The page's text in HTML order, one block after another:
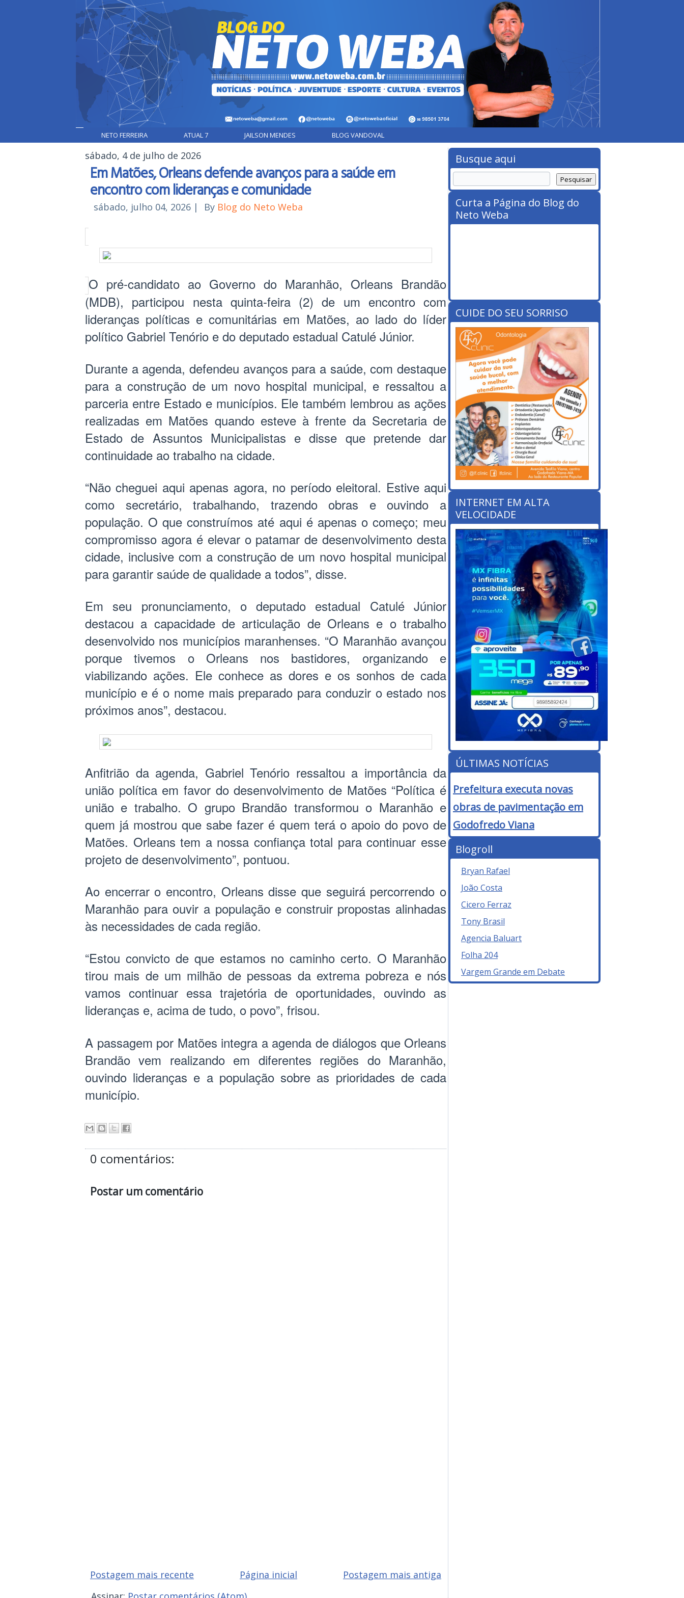
NETO FERREIRA ATUAL 7 JAILSON MENDES BLOG VANDOVAL
sábado, 4 de julho de 2026
Em Matões, Orleans defende avanços para a saúde em
encontro com lideranças e comunidade
sábado, julho 04, 2026 | By Blog do Neto Weba
O pré-candidato ao Governo do Maranhão, Orleans Brandão
(MDB), participou nesta quinta-feira (2) de um encontro com
lideranças políticas e comunitárias em Matões, ao lado do líder
político Gabriel Tenório e do deputado estadual Catulé Júnior.
Durante a agenda, defendeu avanços para a saúde, com destaque
para a construção de um novo hospital municipal, e ressaltou a
parceria entre Estado e municípios. Ele também lembrou as ações
realizadas em Matões quando esteve à frente da Secretaria de
Estado de Assuntos Municipalistas e disse que pretende dar
continuidade ao trabalho na cidade.
“Não cheguei aqui apenas agora, no período eleitoral. Estive aqui
como secretário, trabalhando, trazendo obras e ouvindo a
população. O que construímos até aqui é apenas o começo; meu
compromisso agora é elevar o patamar de desenvolvimento desta
cidade, inclusive com a construção de um novo hospital municipal
para garantir saúde de qualidade a todos”, disse.
Em seu pronunciamento, o deputado estadual Catulé Júnior
destacou a capacidade de articulação de Orleans e o trabalho
desenvolvido nos municípios maranhenses. “O Maranhão avançou
porque tivemos o Orleans nos bastidores, organizando e
viabilizando ações. Ele conhece as dores e os sonhos de cada
município e é o nome mais preparado para conduzir o estado nos
próximos anos”, destacou.
Anfitrião da agenda, Gabriel Tenório ressaltou a importância da
união política em favor do desenvolvimento de Matões “Política é
união e trabalho. O grupo Brandão transformou o Maranhão e
quem já mostrou que sabe fazer é quem terá o apoio do povo de
Matões. Orleans tem a nossa confiança total para continuar esse
projeto de desenvolvimento”, pontuou.
Ao encerrar o encontro, Orleans disse que seguirá percorrendo o
Maranhão para ouvir a população e construir propostas alinhadas
às necessidades de cada região.
“Estou convicto de que estamos no caminho certo. O Maranhão
tirou mais de um milhão de pessoas da extrema pobreza e nós
vamos continuar essa trajetória de oportunidades, ouvindo as
lideranças e, acima de tudo, o povo”, frisou.
A passagem por Matões integra a agenda de diálogos que Orleans
Brandão vem realizando em diferentes regiões do Maranhão,
ouvindo lideranças e a população sobre as prioridades de cada
município.
0 comentários:
Postar um comentário
Postagem mais recente Postagem mais antiga
Página inicial
Busque aqui
Curta a Página do Blog do
Neto Weba
CUIDE DO SEU SORRISO
INTERNET EM ALTA
VELOCIDADE
ÚLTIMAS NOTÍCIAS
Prefeitura executa novas
obras de pavimentação em
Godofredo Viana
Blogroll
Bryan Rafael
João Costa
Cicero Ferraz
Tony Brasil
Agencia Baluart
Folha 204
Vargem Grande em Debate